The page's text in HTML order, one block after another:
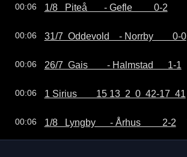
00:06 1/8   Piteå       - Gefle         0-2
00:06 31/7  Oddevold    - Norrby        0-0
00:06 26/7  Gais        - Halmstad      1-1
00:06 1 Sirius        15 13  2  0  42-17  41
00:06 1/8   Lyngby      - Århus         2-2